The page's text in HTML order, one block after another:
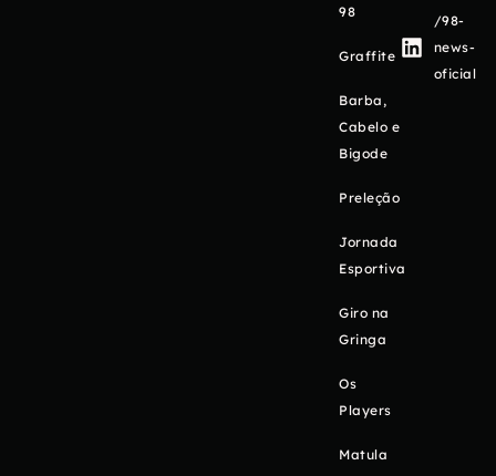
98
Graffite
Barba,
Cabelo e
Bigode
Preleção
Jornada
Esportiva
Giro na
Gringa
Os
Players
Matula
/98-
news-
oficial